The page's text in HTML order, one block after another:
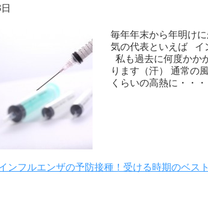
毎年年末から年明け
気の代表といえば イ
私も過去に何度かか
ります（汗） 通常の
くらいの高熱に・・・
インフルエンザの予防接種！受ける時期のベス